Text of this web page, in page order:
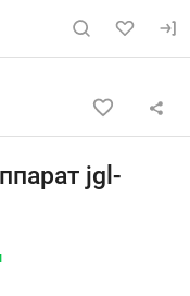
объявлением
jgl-